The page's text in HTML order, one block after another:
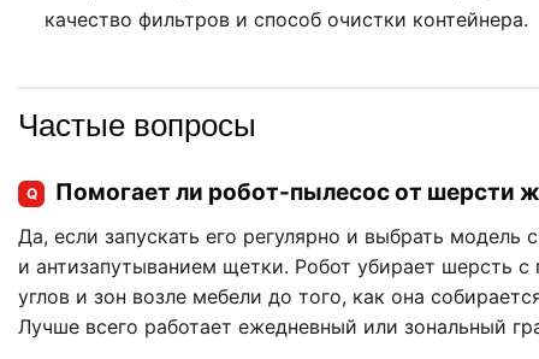
качество фильтров и способ очистки контейнера.
Частые вопросы
Q Помогает ли робот-пылесос от шерсти
Да, если запускать его регулярно и выбрать модель
и антизапутыванием щетки. Робот убирает шерсть с
углов и зон возле мебели до того, как она
Лучше всего работает ежедневный или зональный